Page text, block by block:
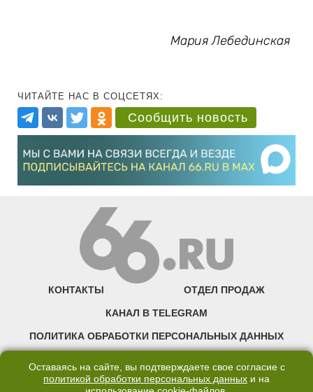
Мария Лебединская
ЧИТАЙТЕ НАС В СОЦСЕТЯХ:
Сообщить новость
КОНТАКТЫ ОТДЕЛ ПРОДАЖ
КАНАЛ В TELEGRAM
ПОЛИТИКА ОБРАБОТКИ ПЕРСОНАЛЬНЫХ ДАННЫХ
Оставаясь на сайте, вы подтверждаете свое согласие с
политикой обработки персональных данных и на